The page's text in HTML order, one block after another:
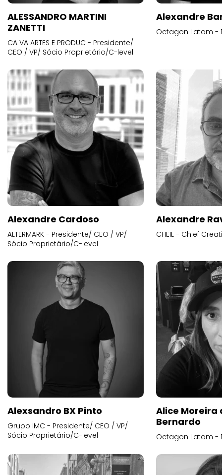
ALESSANDRO MARTINI
ZANETTI
CA VA ARTES E PRODUC - Presidente/
CEO / VP/ Sócio Proprietário/C-level
Alexandre
Octagon Latam -
Alexandre Cardoso
ALTERMARK - Presidente/ CEO / VP/
Sócio Proprietário/C-level
Alexandre
CHEIL - Chief
Alexsandro BX Pinto
Grupo IMC - Presidente/ CEO / VP/
Sócio Proprietário/C-level
Alice
Bernardo
Octagon Latam -